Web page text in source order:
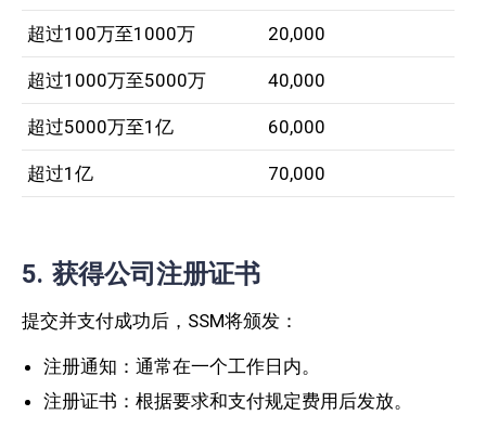
超过100万至1000万 20,000
超过1000万至5000万 40,000
超过5000万至1亿 60,000
超过1亿 70,000
5. 获得公司注册证书
提交并支付成功后，SSM将颁发：
注册通知：通常在一个工作日内。
注册证书：根据要求和支付规定费用后发放。